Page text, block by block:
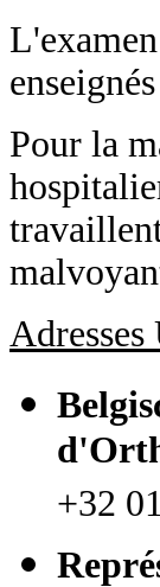
Pour la
Adresses
+32